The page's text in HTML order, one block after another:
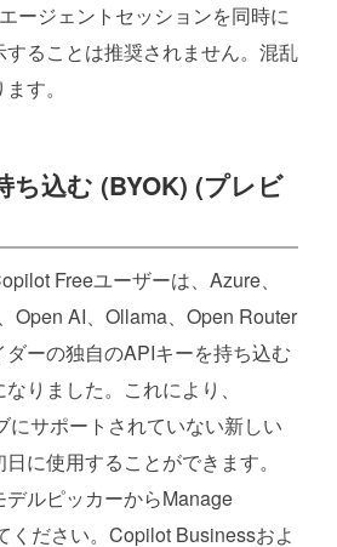
ージェントセッションを同時に
ることは推奨されません。混乱
す。
ち込む (BYOK) (プレビ
Freeユーザーは、Azure、
Open AI、Ollama、Open Router
ーの独自のAPIキーを持ち込む
りました。これにより、
にサポートされていない新しい
に使用することができます。
ルピッカーからManage
ださい。Copilot Businessおよ